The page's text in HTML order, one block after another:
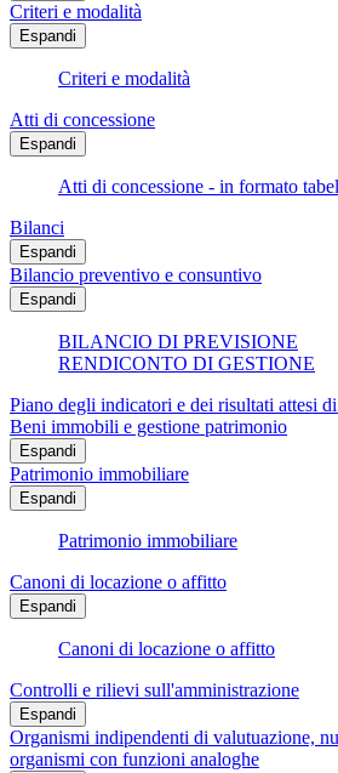
Criteri e modalità
Espandi
Criteri e modalità
Atti di concessione
Espandi
Atti di concessione - in formato
Bilanci
Espandi
Bilancio preventivo e consuntivo
Espandi
BILANCIO DI PREVISIONE
RENDICONTO DI GESTIONE
Piano degli indicatori e dei risultati attesi
Beni immobili e gestione patrimonio
Espandi
Patrimonio immobiliare
Espandi
Patrimonio immobiliare
Canoni di locazione o affitto
Espandi
Canoni di locazione o affitto
Controlli e rilievi sull'amministrazione
Espandi
Organismi indipendenti di valutuazione,
organismi con funzioni analoghe